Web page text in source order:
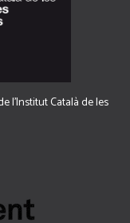
l'Institut Català de les